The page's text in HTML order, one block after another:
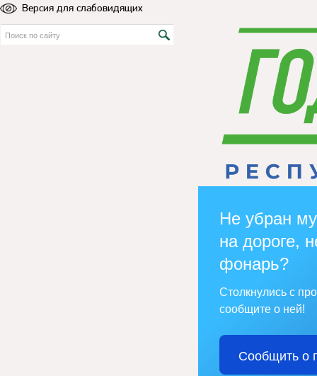
Версия для слабовидящих
Не убран
на дороге,
фонарь?
Столкнулись с
сообщите о ней!
Сообщить о